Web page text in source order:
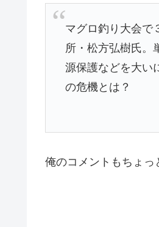
マグロ釣り大会で
所・松方弘樹氏。
源保護などを大い
の危機とは？
俺のコメントもちょっ